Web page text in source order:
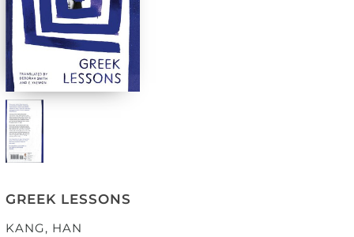
GREEK LESSONS
KANG, HAN